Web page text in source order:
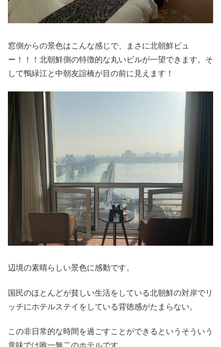
窓側からの景色はこんな感じで、まさに北朝鮮ビュ
ー！！！北朝鮮側の特徴的な丸いビルが一望できます。そ
して鴨緑江と中朝友誼橋が目の前に見えます！
辺境の素晴らしい景色に感動です。
国民のほとんどが貧しい生活をしている北朝鮮の対岸でリ
ッチにホテルステイをしている背徳感がたまらない。
この非日常的な時間を過ごすことができるというそういう